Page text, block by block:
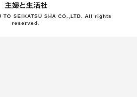
TO SEIKATSU SHA CO.,LTD. All rights
reserved.